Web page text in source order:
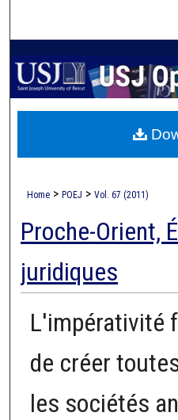
My
Home > POEJ > Vol. 67 (2011)
Proche-Orient,
juridiques
L'impérativité
de créer
les sociétés